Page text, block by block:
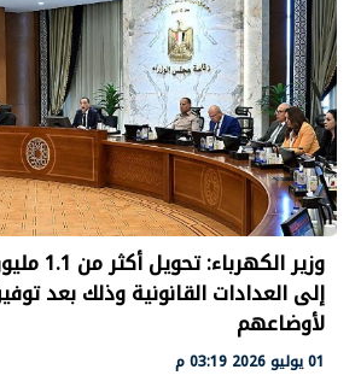
وزير
إلى العدادات القانونية وذلك بعد
لأوضاعهم
01 يوليو 2026 03:19 م